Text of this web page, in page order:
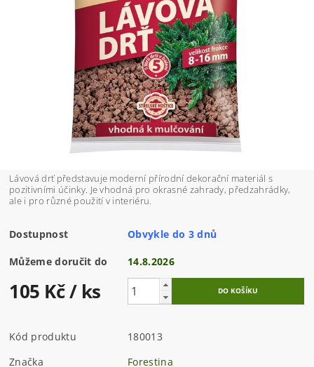
Lávová drť představuje moderní přírodní dekorační materiál s
pozitivními účinky. Je vhodná pro okrasné zahrady, předzahrádky,
ale i pro různé použití v interiéru.
Dostupnost Obvykle do 3 dnů
Můžeme doručit do 14.8.2026
105 Kč/ ks
Kód produktu
180013
Značka
Forestina